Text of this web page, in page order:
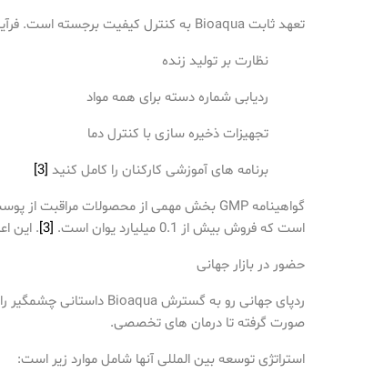
تعهد ثابت Bioaqua به کنترل کیفیت برجسته است. فرآیند تولید آنها از پروتکل های سختگیرانه پیروی می کند:
نظارت بر تولید زنده
ردیابی شماره دسته برای همه مواد
تجهیزات ذخیره سازی با کنترل دما
برنامه های آموزشی کارکنان را کامل کنید [3]
گواهینامه GMP بخش مهمی از محصولات مراقبت از پوست آنها است
است که فروش بیش از 0.1 میلیارد یوان است.
[3]
. این
حضور در بازار جهانی
ردپای جهانی رو به گسترش Bioaqua داستانی چشمگیر را روایت می کند. فروش جهانی این برند در سال 2023 15 درصد افزایش یافت
صورت گرفته تا درمان های تخصصی.
استراتژی توسعه بین المللی آنها شامل موارد زیر است: